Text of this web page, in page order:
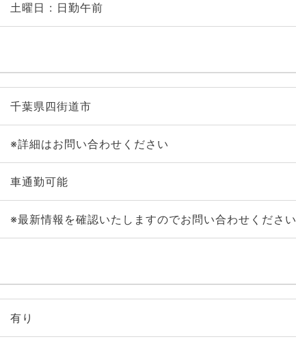
土曜日 : 日勤午前
千葉県四街道市
※詳細はお問い合わせください
車通勤可能
※最新情報を確認いたしますのでお問い合わせください
有り